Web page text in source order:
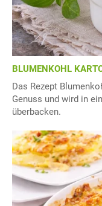
BLUMENKOHL
Das Rezept
Genuss und wird in
überbacken.